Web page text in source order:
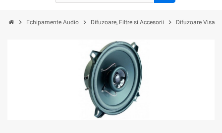
chevron_right Echipamente Audio chevron_right Difuzoare, Filtre si Accesorii chevron_right Difuzoare